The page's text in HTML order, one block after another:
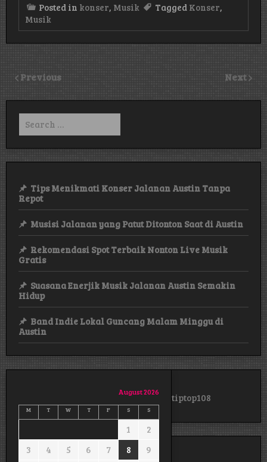
Posted in konser, Musik Tagged Konser,
Musik
Previous Next
Search
for:
Tips Menikmati Konser Jalanan Austin Tanpa
Repot
Musisi Jalanan yang Patut Ditonton Saat di Austin
Rekomendasi Spot Terbaik Nonton Live Musik
Gratis
Suasana Enerjik Musik Jalanan Austin Semakin
Hidup
Band Indie Lokal Guncang Malam Minggu di
Austin
August 2026
M T W T F S S
1
2
3
4 5 6 7 8 9
tiptop108